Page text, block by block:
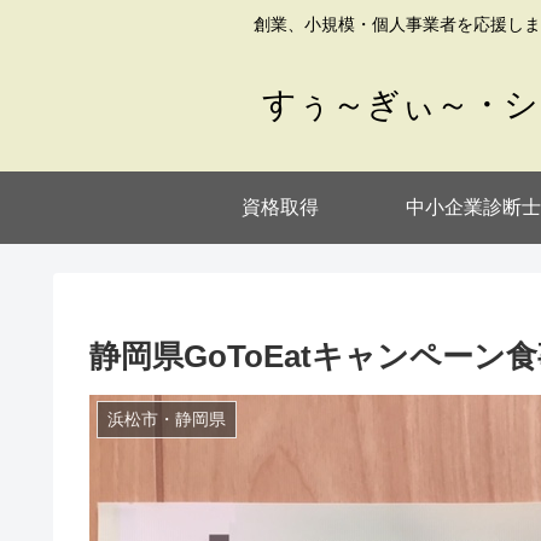
創業、小規模・個人事業者を応援し
すぅ～ぎぃ～・
資格取得 中小企業診断
静岡県GoToEatキャンペーン
浜松市・静岡県